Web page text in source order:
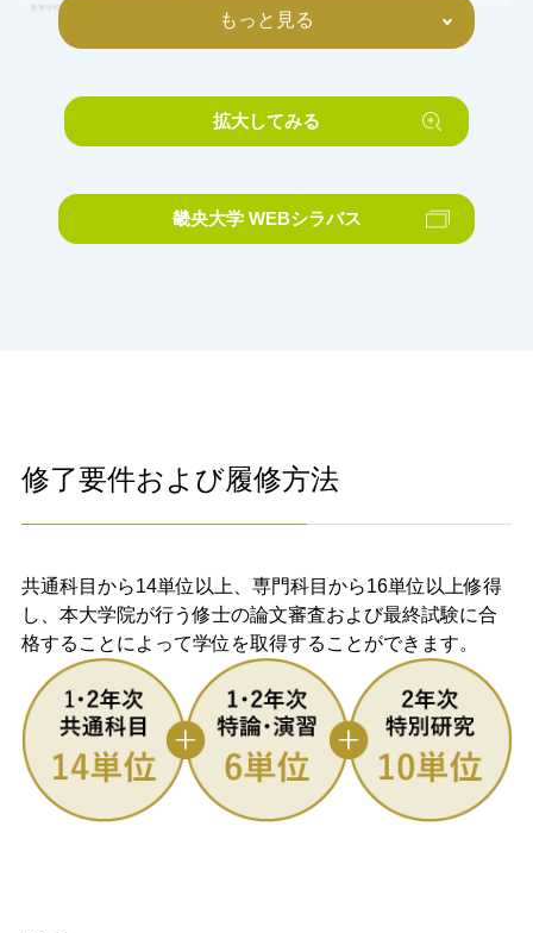
もっと見る
拡大してみる
畿央大学 WEBシラバス
修了要件および履修方法
共通科目から14単位以上、専門科目から16単位以上修得
し、本大学院が行う修士の論文審査および最終試験に合
格することによって学位を取得することができます。